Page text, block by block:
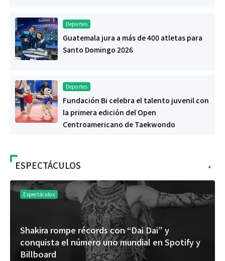
Deportes
Guatemala jura a más de 400 atletas para
Santo Domingo 2026
Deportes
Fundación Bi celebra el talento juvenil con
la primera edición del Open
Centroamericano de Taekwondo
+
ESPECTÁCULOS
Espectáculos
Shakira rompe récords con “Dai Dai” y
conquista el número uno mundial en Spotify y
Billboard